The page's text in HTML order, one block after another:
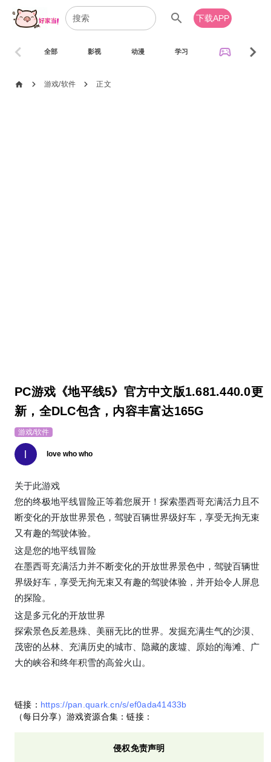
search 下载APP
全部 影视 动漫 学习 sports_esports
chevron_left chevron_right
home chevron_right 游戏/软件 chevron_right 正文
PC游戏《地平线5》官方中文版1.681.440.0更
新，全DLC包含，内容丰富达165G
游戏/软件
l love who who
关于此游戏
您的终极地平线冒险正等着您展开！探索墨西哥充满活力且不
断变化的开放世界景色，驾驶百辆世界级好车，享受无拘无束
又有趣的驾驶体验。
这是您的地平线冒险
在墨西哥充满活力并不断变化的开放世界景色中，驾驶百辆世
界级好车，享受无拘无束又有趣的驾驶体验，并开始令人屏息
的探险。
这是多元化的开放世界
探索景色反差悬殊、美丽无比的世界。发掘充满生气的沙漠、
茂密的丛林、充满历史的城市、隐藏的废墟、原始的海滩、广
大的峡谷和终年积雪的高耸火山。
链接： https://pan.quark.cn/s/ef0ada41433b
（每日分享）游戏资源合集：链接：
侵权免责声明